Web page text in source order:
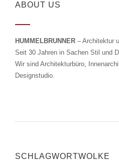
ABOUT US
HUMMELBRUNNER – Architektur
Seit 30 Jahren in Sachen Stil und
Wir sind Architekturbüro,
Designstudio.
SCHLAGWORTWOLKE